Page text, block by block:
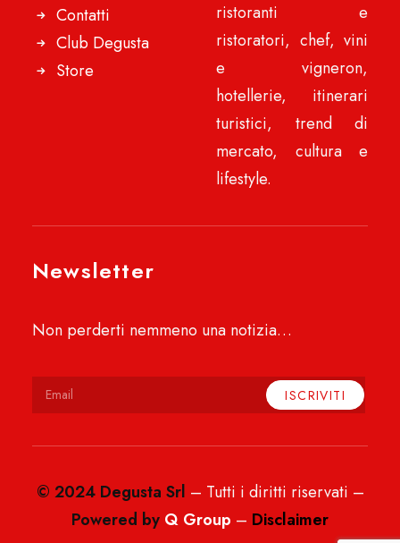
Contatti
Club Degusta
Store
ristoranti e
ristoratori, chef, vini
e vigneron,
hotellerie, itinerari
turistici, trend di
mercato, cultura e
lifestyle.
Newsletter
Non perderti nemmeno una notizia…
© 2024 Degusta Srl – Tutti i diritti riservati –
Powered by Q Group – Disclaimer